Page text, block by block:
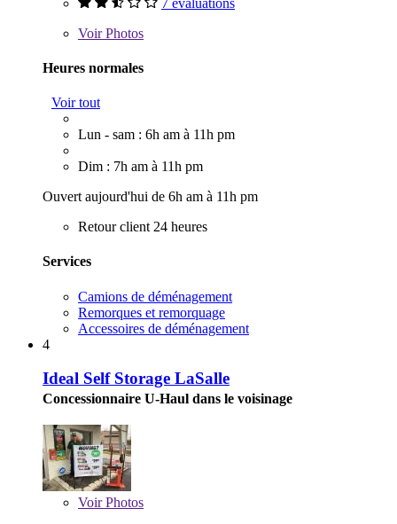
VoirPhotos
Heures normales
Voir tout
Lun - sam : 6h am à 11h pm
Dim : 7h am à 11h pm
Ouvert aujourd'hui de 6h am à 11h pm
Retour client 24 heures
Services
Camions de déménagement
Remorques et remorquage
Accessoires de déménagement
4
Ideal Self Storage LaSalle
Concessionnaire U-Haul dans le voisinage
VoirPhotos